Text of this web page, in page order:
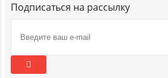
Подписаться на рассылку